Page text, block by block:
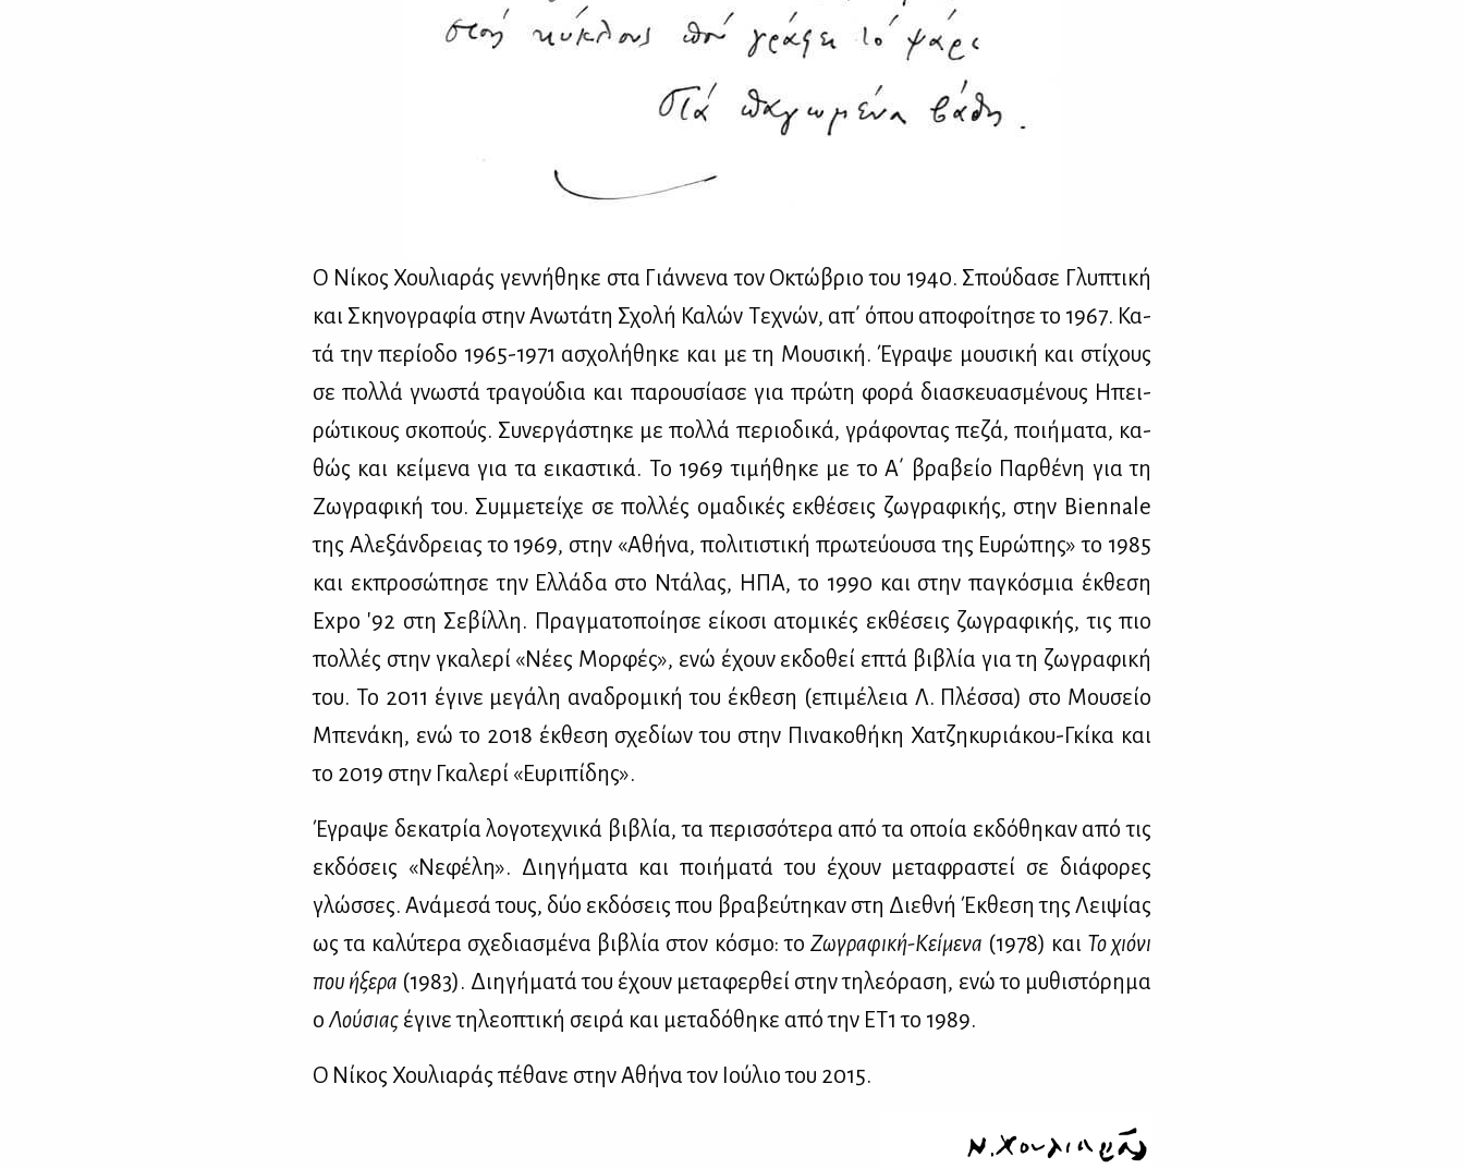
Ο Νί­κος Χου­λια­ράς γεν­νή­θη­κε στα Γιάν­νε­να τον Οκτώ­βριο του 1940. Σπού­δα­σε Γλυ­πτι­κή
και Σκη­νο­γρα­φία στην Ανω­τά­τη Σχο­λή Κα­λών Τε­χνών, απ΄ όπου απο­φοί­τη­σε το 1967. Κα­
τά την πε­ρί­ο­δο 1965-1971 ασχο­λή­θη­κε και με τη Μου­σι­κή. Έγρα­ψε μου­σι­κή και στί­χους
σε πολ­λά γνω­στά τρα­γού­δια και πα­ρου­σί­α­σε για πρώ­τη φο­ρά δια­σκευα­σμέ­νους Ηπει­
ρώ­τι­κους σκο­πούς. Συ­νερ­γά­στη­κε με πολ­λά πε­ριο­δι­κά, γρά­φο­ντας πε­ζά, ποι­ή­μα­τα, κα­
θώς και κεί­με­να για τα ει­κα­στι­κά. Το 1969 τι­μή­θη­κε με το Α΄ βρα­βείο Παρ­θέ­νη για τη
Ζω­γρα­φι­κή του. Συμ­με­τεί­χε σε πολ­λές ομα­δι­κές εκ­θέ­σεις ζω­γρα­φι­κής, στην Biennale
της Αλε­ξάν­δρειας το 1969, στην «Αθή­να, πο­λι­τι­στι­κή πρω­τεύ­ου­σα της Ευ­ρώ­πης» το 1985
και εκ­προ­σώ­πη­σε την Ελ­λά­δα στο Ντά­λας, ΗΠΑ, το 1990 και στην πα­γκό­σμια έκ­θε­ση
Expo '92 στη Σε­βίλ­λη. Πραγ­μα­το­ποί­η­σε εί­κο­σι ατο­μι­κές εκ­θέ­σεις ζω­γρα­φι­κής, τις πιο
πολ­λές στην γκα­λε­ρί «Νέ­ες Μορ­φές», ενώ έχουν εκ­δο­θεί επτά βι­βλία για τη ζω­γρα­φι­κή
του. Το 2011 έγι­νε με­γά­λη ανα­δρο­μι­κή του έκ­θε­ση (επι­μέ­λεια Λ. Πλέσ­σα) στο Μου­σείο
Μπε­νά­κη, ενώ το 2018 έκ­θε­ση σχε­δί­ων του στην Πι­να­κο­θή­κη Χα­τζη­κυ­ριά­κου-Γκί­κα και
το 2019 στην Γκα­λε­ρί «Ευ­ρι­πί­δης».
Έγρα­ψε δε­κα­τρία λο­γο­τε­χνι­κά βι­βλία, τα πε­ρισ­σό­τε­ρα από τα οποία εκ­δό­θη­καν από τις
εκ­δό­σεις «Νε­φέ­λη». Δι­η­γή­μα­τα και ποι­ή­μα­τά του έχουν με­τα­φρα­στεί σε διά­φο­ρες
γλώσ­σες. Ανά­με­σά τους, δύο εκ­δό­σεις που βρα­βεύ­τη­καν στη Διε­θνή Έκ­θε­ση της Λει­ψί­ας
ως τα κα­λύ­τε­ρα σχε­δια­σμέ­να βι­βλία στον κό­σμο: το Ζω­γρα­φι­κή-Κεί­με­να (1978) και Το χιό­νι
που ήξε­ρα (1983). Δι­η­γή­μα­τά του έχουν με­τα­φερ­θεί στην τη­λε­ό­ρα­ση, ενώ το μυ­θι­στό­ρη­μα
ο Λού­σιας έγι­νε τη­λε­ο­πτι­κή σει­ρά και με­τα­δό­θη­κε από την ΕΤ1 το 1989.
Ο Νί­κος Χου­λια­ράς πέ­θα­νε στην Αθή­να τον Ιού­λιο του 2015.